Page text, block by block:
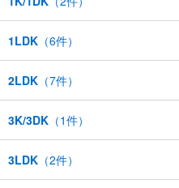
1LDK （6件）
2LDK （7件）
3K/3DK （1件）
3LDK （2件）